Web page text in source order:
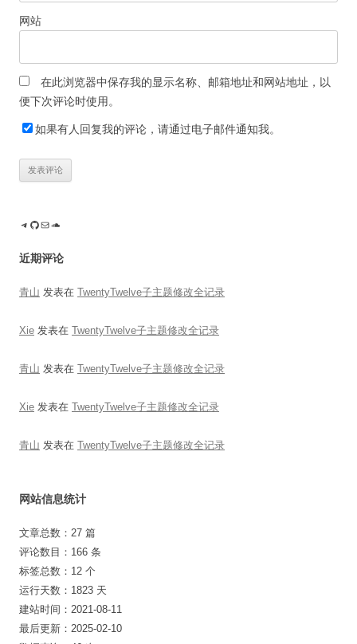
网站
在此浏览器中保存我的显示名称、邮箱地址和网站地址，以
便下次评论时使用。
如果有人回复我的评论，请通过电子邮件通知我。
Telegram GitHub 电子邮件SoundCloud
近期评论
青山 发表在 TwentyTwelve子主题修改全记录
Xie 发表在 TwentyTwelve子主题修改全记录
青山 发表在 TwentyTwelve子主题修改全记录
Xie 发表在 TwentyTwelve子主题修改全记录
青山 发表在 TwentyTwelve子主题修改全记录
网站信息统计
文章总数：27 篇
评论数目：166 条
标签总数：12 个
运行天数：1823 天
建站时间：2021-08-11
最后更新：2025-02-10